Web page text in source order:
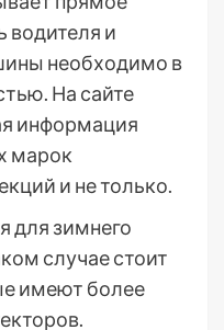
водителя и
необходимо в
На сайте
информация
марок
и не только.
для зимнего
случае стоит
имеют более